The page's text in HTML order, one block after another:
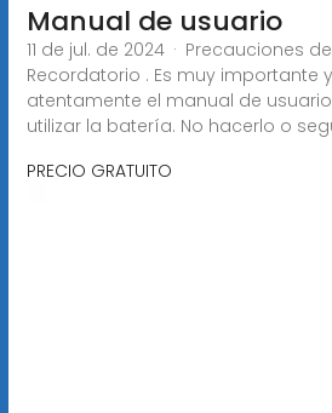
Manual de usuario
11 de jul. de 2024 · Precauciones
Recordatorio . Es muy importante
atentamente el manual de
utilizar la batería. No hacerlo o
PRECIO GRATUITO